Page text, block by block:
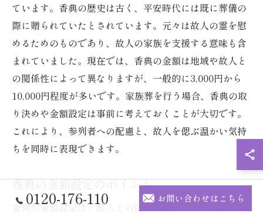
ています。香典の歴史は古く、平安時代には既に葬儀の
際に贈られていたとされています。元々は故人の霊を慰
めるためのものであり、故人の家族を支援する意味も含
まれていました。現在では、香典の金額は地域や故人と
の関係性によって異なりますが、一般的に3,000円から
10,000円程度が多いです。家族葬を行う場合、香典の取
り決めや金額設定は事前に考えておくことが大切です。
これにより、参列者への配慮と、故人を偲ぶ温かい気持
ちを同時に表現できます。
香典の金額設定のポイント
香典の金額設定は、故人との関係や地域の慣習によって
0120-176-110 お問い合わせはこちら